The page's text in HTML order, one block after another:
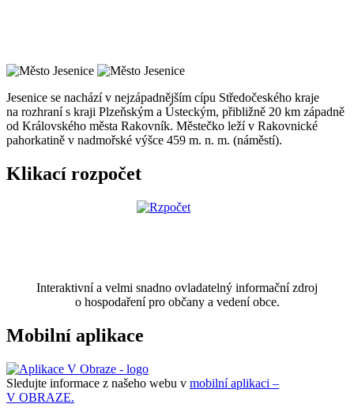
Jesenice se nachází v nejzápadnějším cípu Středočeského kraje
na rozhraní s kraji Plzeňským a Ústeckým, přibližně 20 km západně
od Královského města Rakovník. Městečko leží v Rakovnické
pahorkatině v nadmořské výšce 459 m. n. m. (náměstí).
Klikací rozpočet
Interaktivní a velmi snadno ovladatelný informační zdroj
o hospodaření pro občany a vedení obce.
Mobilní aplikace
Sledujte informace z našeho webu v mobilní aplikaci –
V OBRAZE.